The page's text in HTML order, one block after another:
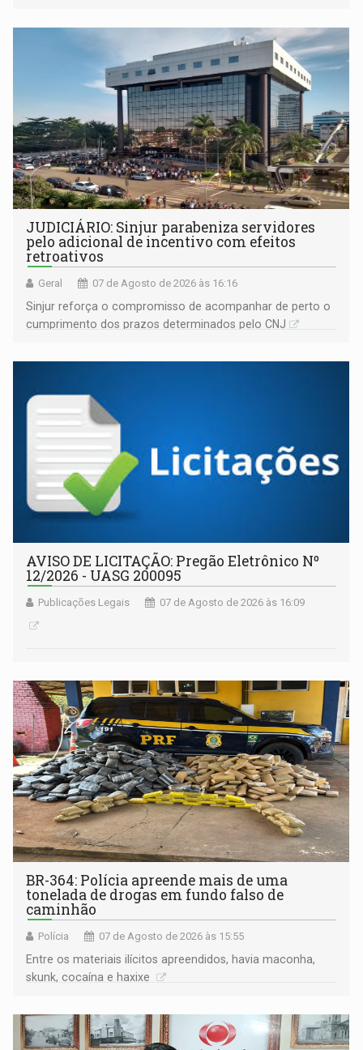
JUDICIÁRIO: Sinjur parabeniza servidores
pelo adicional de incentivo com efeitos
retroativos
Geral 07 de Agosto de 2026 às 16:16
Sinjur reforça o compromisso de acompanhar de perto o
cumprimento dos prazos determinados pelo CNJ
AVISO DE LICITAÇÃO: Pregão Eletrônico Nº
12/2026 - UASG 200095
Publicações Legais 07 de Agosto de 2026 às 16:09
BR-364: Polícia apreende mais de uma
tonelada de drogas em fundo falso de
caminhão
Polícia 07 de Agosto de 2026 às 15:55
Entre os materiais ilícitos apreendidos, havia maconha,
skunk, cocaína e haxixe